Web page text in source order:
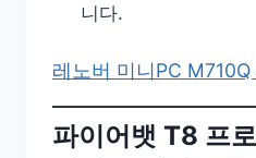
니다.
레노버 미니PC M710Q
파이어뱃 T8 프